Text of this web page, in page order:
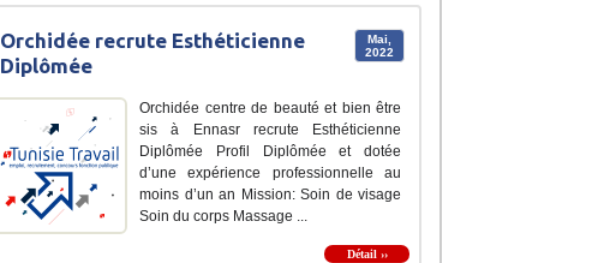
Mai,
2022
Orchidée recrute Esthéticienne
Diplômée
Orchidée centre de beauté et bien être
sis à Ennasr recrute Esthéticienne
Diplômée Profil Diplômée et dotée
d’une expérience professionnelle au
moins d’un an Mission: Soin de visage
Soin du corps Massage ...
Détail ››